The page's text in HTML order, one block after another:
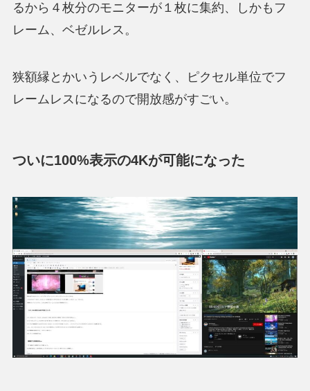
るから４枚分のモニターが１枚に集約、しかもフ
レーム、ベゼルレス。
狭額縁とかいうレベルでなく、ピクセル単位でフ
レームレスになるので開放感がすごい。
ついに100%表示の4Kが可能になった